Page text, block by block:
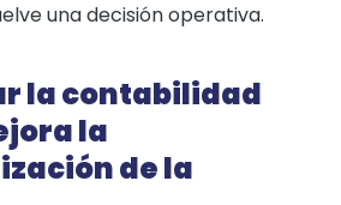
una decisión operativa.
la contabilidad
la
de la